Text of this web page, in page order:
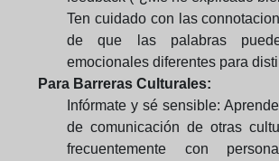
Ten cuidado con las
de que las palabras
emocionales diferentes para
Para Barreras Culturales:
Infórmate y sé sensible:
de comunicación de otras
frecuentemente con